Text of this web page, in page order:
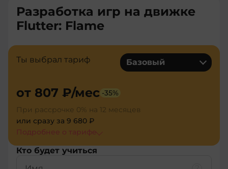
Разработка игр на движке
Flutter: Flame
Ты выбрал тариф Базовый
от 807 ₽/мес -35%
При рассрочке 0% на 12 месяцев
или сразу за 9 680 ₽
Подробнее о тарифe
Кто будет учиться